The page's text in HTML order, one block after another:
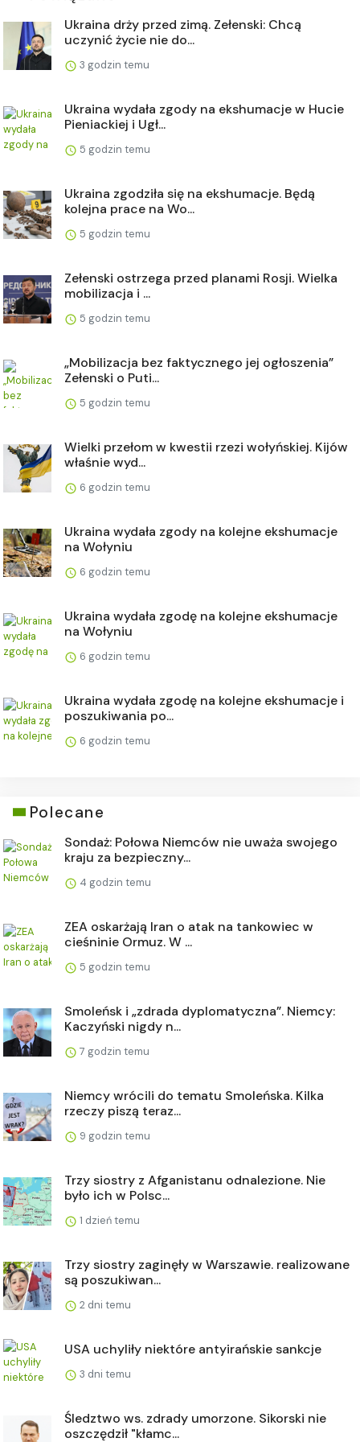
Ukraina drży przed zimą. Zełenski: Chcą
uczynić życie nie do...
3 godzin temu
Ukraina wydała zgody na ekshumacje w Hucie
Pieniackiej i Ugł...
5 godzin temu
Ukraina zgodziła się na ekshumacje. Będą
kolejna prace na Wo...
5 godzin temu
Zełenski ostrzega przed planami Rosji. Wielka
mobilizacja i ...
5 godzin temu
„Mobilizacja bez faktycznego jej ogłoszenia”
Zełenski o Puti...
5 godzin temu
Wielki przełom w kwestii rzezi wołyńskiej. Kijów
właśnie wyd...
6 godzin temu
Ukraina wydała zgody na kolejne ekshumacje
na Wołyniu
6 godzin temu
Ukraina wydała zgodę na kolejne ekshumacje
na Wołyniu
6 godzin temu
Ukraina wydała zgodę na kolejne ekshumacje i
poszukiwania po...
6 godzin temu
Polecane
Sondaż: Połowa Niemców nie uważa swojego
kraju za bezpieczny...
4 godzin temu
ZEA oskarżają Iran o atak na tankowiec w
cieśninie Ormuz. W ...
5 godzin temu
Smoleńsk i „zdrada dyplomatyczna”. Niemcy:
Kaczyński nigdy n...
7 godzin temu
Niemcy wrócili do tematu Smoleńska. Kilka
rzeczy piszą teraz...
9 godzin temu
Trzy siostry z Afganistanu odnalezione. Nie
było ich w Polsc...
1 dzień temu
Trzy siostry zaginęły w Warszawie. realizowane
są poszukiwan...
2 dni temu
USA uchyliły niektóre antyirańskie sankcje
3 dni temu
Śledztwo ws. zdrady umorzone. Sikorski nie
oszczędził "kłamc...